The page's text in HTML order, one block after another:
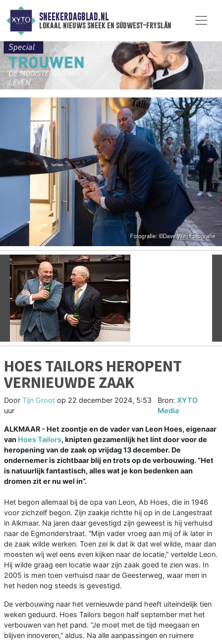
SNEEKERDAGBLAD.NL
lokaal nieuws sneek en súdwest-fryslân
Vorige
HOES TAILORS HEROPENT
VERNIEUWDE ZAAK
Door Tijn Groot op 22 december 2024, 5:53
uur
Bron:XYTO
Media
ALKMAAR - Het zoontje en de vader van Leon Hoes, eigenaar
van Hoes Tailors, knipten gezamenlijk het lint door voor de
heropening van de zaak op vrijdag 13 december. De
ondernemer is zichtbaar blij en trots op de verbouwing. “Het
is natuurlijk fantastisch, alles wat je kon bedenken aan
dromen zit er nu wel in”.
Het begon allemaal bij de opa van Leon, Ab Hoes, die in 1946
voor zichzelf begon. Zijn zaakje richtte hij op in de Langestraat
in Alkmaar. Na jaren daar gevestigd zijn geweest is hij verhuisd
naar de Egmonderstraat. “Mijn vader vroeg aan mij of ik later in
de zaak wilde werken. Toen zei ik dat ik dat wel wilde, maar dan
moesten wij wel eens even kijken naar de locatie,” vertelde Leon.
Hij wilde graag een locatie waar zijn zaak goed te zien was. In
2005 is men toen verhuisd naar de Geesterweg, waar men in
het heden nog steeds is gevestigd.
De verbouwing naar het vernieuwde pand heeft uiteindelijk tien
weken geduurd. Hoes Tailors begon half september met het
verbouwen van het pand. “Je moet met de tijd meegaan en
blijven innoveren,” aldus. Na alle aanpassingen en ruimere